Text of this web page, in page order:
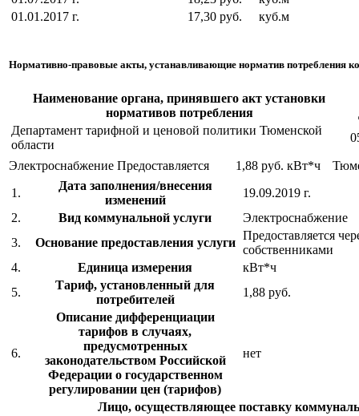
01.01.2017 г.
17,30 руб. куб.м
Нормативно-правовые акты, устанавливающие норматив потребления
Наименование органа, принявшего акт установки
нормативов потребления
Департамент тарифной и ценовой политики Тюменской
области
Электроснабжение Предоставляется 1,88 руб. кВт*ч
1.
Дата заполнения/внесения
изменений
19.09.2019 г.
2.
Вид коммунальной услуги
Электроснабжение
3.
Основание предоставления услуги
Предоставляется
собственниками
4.
Единица измерения
кВт*ч
5.
Тариф, установленный для
потребителей
1,88 руб.
6.
Описание дифференциации
тарифов в случаях,
предусмотренных
законодательством Российской
Федерации о государственном
регулировании цен (тарифов)
нет
Лицо, осуществляющее поставку